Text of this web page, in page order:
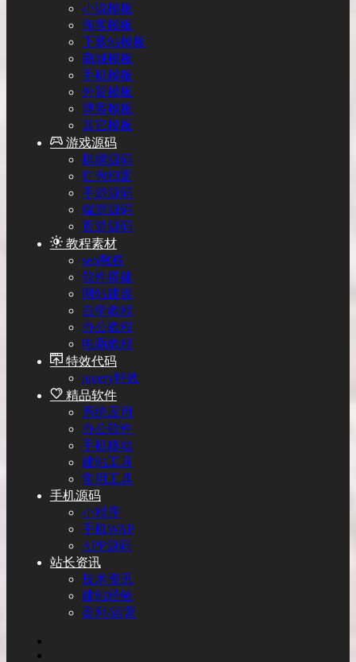
小说模板
淘客模板
下载站模板
商城模板
手机模板
外贸模板
博客模板
其它模板
游戏源码
棋牌源码
红包扫雷
手游源码
端游源码
页游源码
教程素材
seo教程
软件搭建
网站建设
自学教程
办公教程
电商教程
特效代码
jquery特效
精品软件
系统应用
办公软件
手机移动
建站工具
常用工具
手机源码
小程序
手机WAP
APP源码
站长资讯
技术资讯
建站经验
盈利/运营